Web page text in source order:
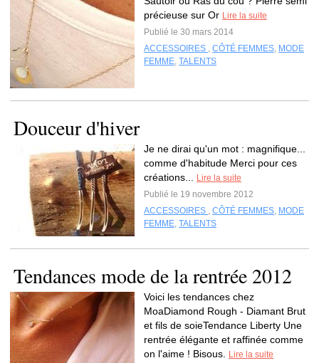
précieuse sur Or Lire la suite
Publié le 30 mars 2014
ACCESSOIRES , CÔTÉ FEMMES, MODE
FEMME, TALENTS
Douceur d'hiver
Je ne dirai qu'un mot : magnifique...
comme d'habitude Merci pour ces
créations...
Lire la suite
Publié le 19 novembre 2012
ACCESSOIRES , CÔTÉ FEMMES, MODE
FEMME, TALENTS
Tendances mode de la rentrée 2012
Voici les tendances chez
MoaDiamond Rough - Diamant Brut
et fils de soieTendance Liberty Une
rentrée élégante et raffinée comme
on l'aime ! Bisous.
Lire la suite